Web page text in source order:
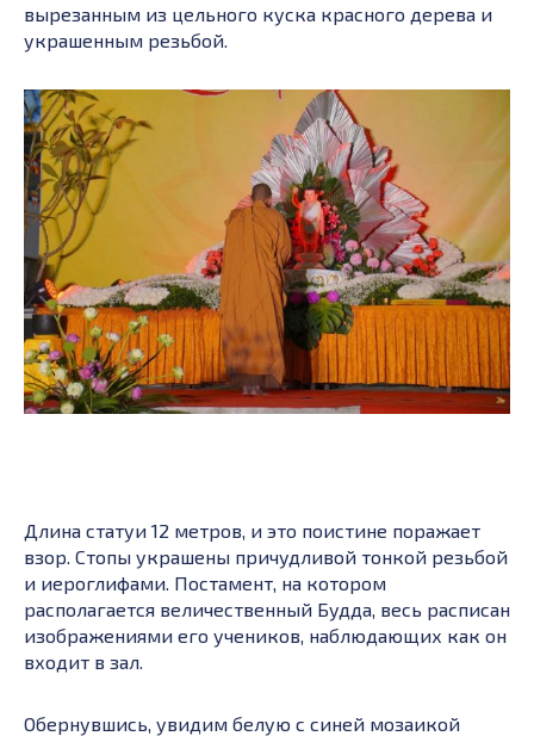
вырезанным из цельного куска красного дерева и
украшенным резьбой.
Длина статуи 12 метров, и это поистине поражает
взор. Стопы украшены причудливой тонкой резьбой
и иероглифами. Постамент, на котором
располагается величественный Будда, весь расписан
изображениями его учеников, наблюдающих как он
входит в зал.
Обернувшись, увидим белую с синей мозаикой